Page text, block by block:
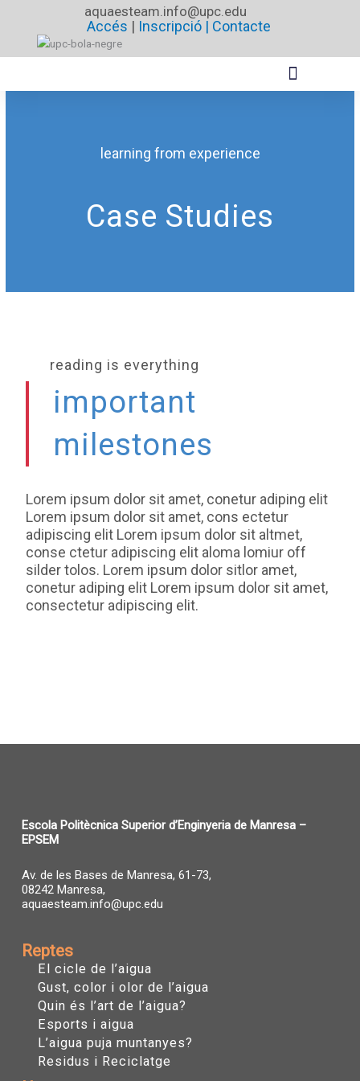
contingut
aquaesteam.info@upc.edu
Accés | Inscripció | Contacte
learning from experience
Case Studies
reading is everything
important
milestones
Lorem ipsum dolor sit amet, conetur adiping elit
Lorem ipsum dolor sit amet, cons ectetur
adipiscing elit Lorem ipsum dolor sit altmet,
conse ctetur adipiscing elit aloma lomiur off
silder tolos. Lorem ipsum dolor sitlor amet,
conetur adiping elit Lorem ipsum dolor sit amet,
consectetur adipiscing elit.
Escola Politècnica Superior d’Enginyeria de Manresa –
EPSEM
Av. de les Bases de Manresa, 61-73,
08242 Manresa,
aquaesteam.info@upc.edu
Reptes
El cicle de l’aigua
Gust, color i olor de l’aigua
Quin és l’art de l’aigua?
Esports i aigua
L’aigua puja muntanyes?
Residus i Reciclatge